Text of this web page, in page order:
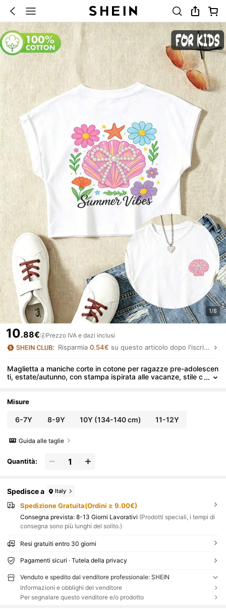
1/8
10.88€ Prezzo IVA e dazi inclusi
Risparmia 0.54€ su questo articolo dopo l'iscrizione.
Maglietta a maniche corte in cotone per ragazze pre-adolescen
ti, estate/autunno, con stampa ispirata alle vacanze, stile c
Misure
6-7Y 8-9Y 10Y(134-140 cm) 11-12Y
Guida alle taglie
Quantità:
Spedisce a Italy
Spedizione Gratuita(Ordini ≥ 9.00€)
Consegna prevista: 8-13 Giorni Lavorativi (Prodotti speciali, i tempi di
consegna sono più lunghi del solito.)
Resi gratuiti entro 30 giorni
Pagamenti sicuri · Tutela della privacy
Venduto e spedito dal venditore professionale: SHEIN
Informazioni e obblighi del venditore
Per segnalare questo venditore e/o prodotto